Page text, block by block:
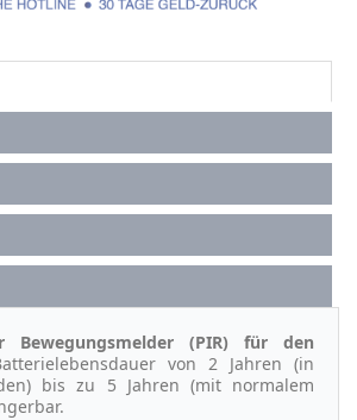
Bewegungsmelder (PIR) für den
von 2 Jahren (in
bis zu 5 Jahren (mit normalem